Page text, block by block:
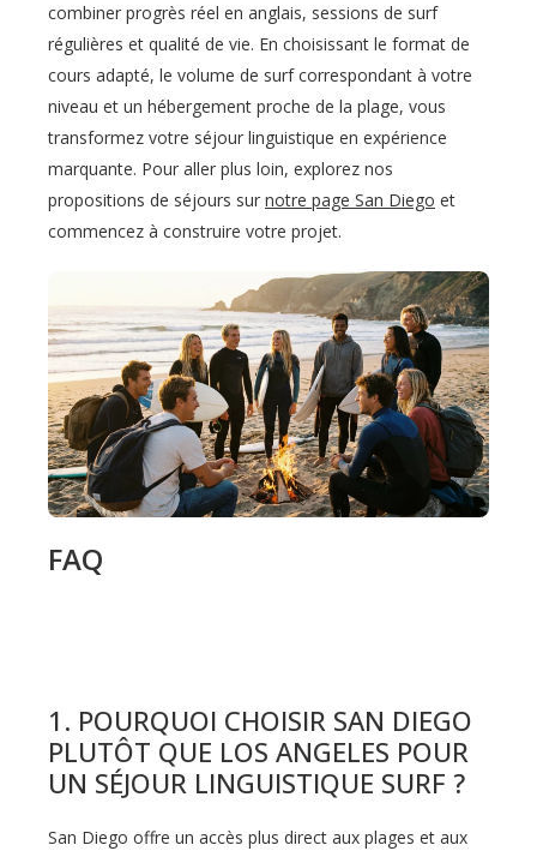
combiner progrès réel en anglais, sessions de surf
régulières et qualité de vie. En choisissant le format de
cours adapté, le volume de surf correspondant à votre
niveau et un hébergement proche de la plage, vous
transformez votre séjour linguistique en expérience
marquante. Pour aller plus loin, explorez nos
propositions de séjours sur notre page San Diego et
commencez à construire votre projet.
FAQ
1. POURQUOI CHOISIR SAN DIEGO
PLUTÔT QUE LOS ANGELES POUR
UN SÉJOUR LINGUISTIQUE SURF ?
San Diego offre un accès plus direct aux plages et aux